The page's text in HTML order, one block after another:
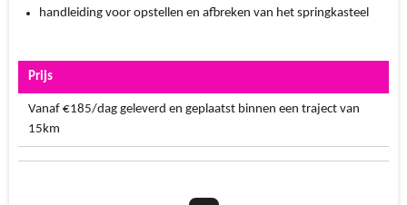
handleiding voor opstellen en afbreken van het springkasteel
Prijs
Vanaf €185/dag geleverd en geplaatst binnen een traject van
15km